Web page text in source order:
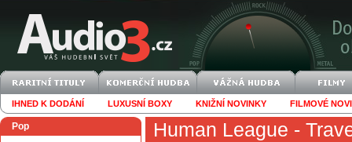
IHNED K DODÁNÍ LUXUSNÍ BOXY KNIŽNÍ NOVINKY FILMOVÉ
Pop Human League -